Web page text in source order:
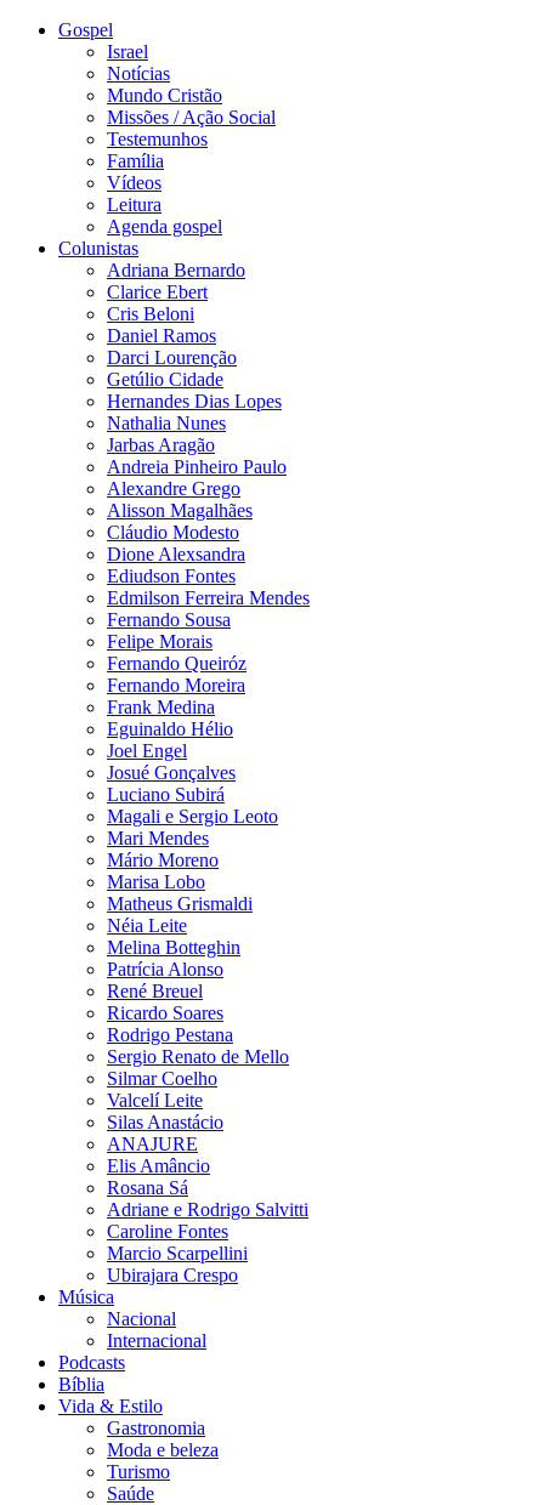
Gospel
Israel
Notícias
Mundo Cristão
Missões / Ação Social
Testemunhos
Família
Vídeos
Leitura
Agenda gospel
Colunistas
Adriana Bernardo
Clarice Ebert
Cris Beloni
Daniel Ramos
Darci Lourenção
Getúlio Cidade
Hernandes Dias Lopes
Nathalia Nunes
Jarbas Aragão
Andreia Pinheiro Paulo
Alexandre Grego
Alisson Magalhães
Cláudio Modesto
Dione Alexsandra
Ediudson Fontes
Edmilson Ferreira Mendes
Fernando Sousa
Felipe Morais
Fernando Queiróz
Fernando Moreira
Frank Medina
Eguinaldo Hélio
Joel Engel
Josué Gonçalves
Luciano Subirá
Magali e Sergio Leoto
Mari Mendes
Mário Moreno
Marisa Lobo
Matheus Grismaldi
Néia Leite
Melina Botteghin
Patrícia Alonso
René Breuel
Ricardo Soares
Rodrigo Pestana
Sergio Renato de Mello
Silmar Coelho
Valcelí Leite
Silas Anastácio
ANAJURE
Elis Amâncio
Rosana Sá
Adriane e Rodrigo Salvitti
Caroline Fontes
Marcio Scarpellini
Ubirajara Crespo
Música
Nacional
Internacional
Podcasts
Bíblia
Vida & Estilo
Gastronomia
Moda e beleza
Turismo
Saúde